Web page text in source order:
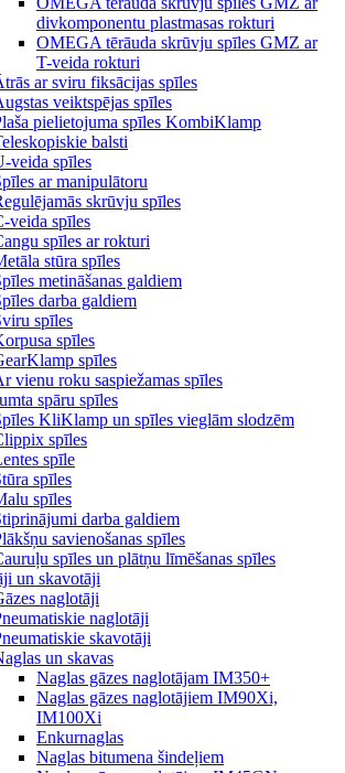
divkomponentu plastmasas rokturi
OMEGA tērāuda skrūvju spīles GMZ ar
T-veida rokturi
ar sviru fiksācijas spīles
veiktspējas spīles
pielietojuma spīles KombiKlamp
balsti
veida spīles
ar manipulātoru
skrūvju spīles
veida spīles
spīles ar rokturi
stūra spīles
metināšanas galdiem
darba galdiem
spīles
spīles
spīles
vienu roku saspiežamas spīles
spāru spīles
KliKlamp un spīles vieglām slodzēm
spīles
spīle
spīles
spīles
darba galdiem
savienošanas spīles
spīles un plātņu līmēšanas spīles
un skavotāji
naglotāji
naglotāji
skavotāji
un skavas
Naglas gāzes naglotājam IM350+
Naglas gāzes naglotājiem IM90Xi,
IM100Xi
Enkurnaglas
Naglas bitumena šindeļiem